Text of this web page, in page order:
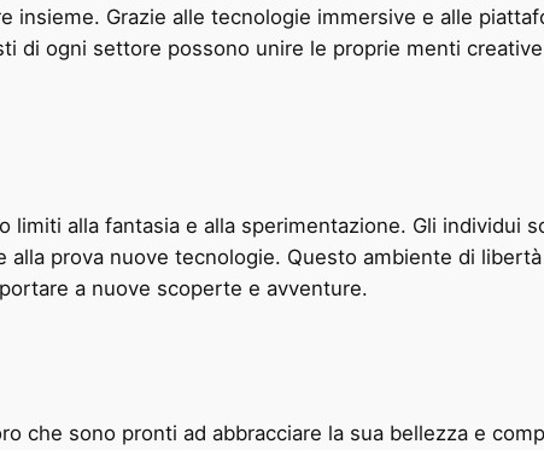
insieme. Grazie alle tecnologie immersive e alle
di ogni settore possono unire le proprie menti
limiti alla fantasia e alla sperimentazione. Gli individui
prova nuove tecnologie. Questo ambiente di
a nuove scoperte e avventure.
che sono pronti ad abbracciare la sua bellezza e